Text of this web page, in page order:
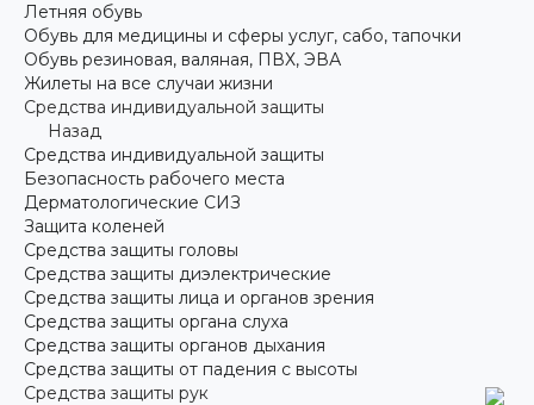
Летняя обувь
Обувь для медицины и сферы услуг, сабо, тапочки
Обувь резиновая, валяная, ПВХ, ЭВА
Жилеты на все случаи жизни
Средства индивидуальной защиты
Назад
Средства индивидуальной защиты
Безопасность рабочего места
Дерматологические СИЗ
Защита коленей
Средства защиты головы
Средства защиты диэлектрические
Средства защиты лица и органов зрения
Средства защиты органа слуха
Средства защиты органов дыхания
Средства защиты от падения с высоты
Средства защиты рук